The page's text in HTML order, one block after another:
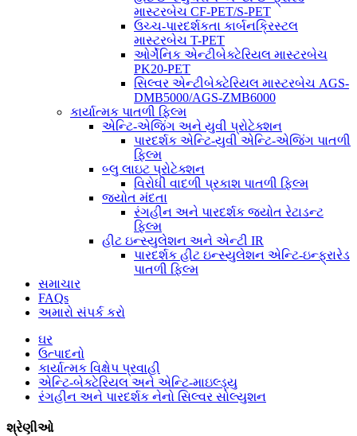
માસ્ટરબેચ CF-PET/S-PET
ઉચ્ચ-પારદર્શકતા કાર્બનક્રિસ્ટલ
માસ્ટરબેચ T-PET
ઓર્ગેનિક એન્ટીબેક્ટેરિયલ માસ્ટરબેચ
PK20-PET
સિલ્વર એન્ટીબેક્ટેરિયલ માસ્ટરબેચ AGS-
DMB5000/AGS-ZMB6000
કાર્યાત્મક પાતળી ફિલ્મ
એન્ટિ-એજિંગ અને યુવી પ્રોટેક્શન
પારદર્શક એન્ટિ-યુવી એન્ટિ-એજિંગ પાતળી
ફિલ્મ
બ્લુ લાઇટ પ્રોટેક્શન
વિરોધી વાદળી પ્રકાશ પાતળી ફિલ્મ
જ્યોત મંદતા
રંગહીન અને પારદર્શક જ્યોત રેટાડન્ટ
ફિલ્મ
હીટ ઇન્સ્યુલેશન અને એન્ટી IR
પારદર્શક હીટ ઇન્સ્યુલેશન એન્ટિ-ઇન્ફ્રારેડ
પાતળી ફિલ્મ
સમાચાર
FAQs
અમારો સંપર્ક કરો
ઘર
ઉત્પાદનો
કાર્યાત્મક વિક્ષેપ પ્રવાહી
એન્ટિ-બેક્ટેરિયલ અને એન્ટિ-માઇલ્ડ્યુ
રંગહીન અને પારદર્શક નેનો સિલ્વર સોલ્યુશન
શ્રેણીઓ